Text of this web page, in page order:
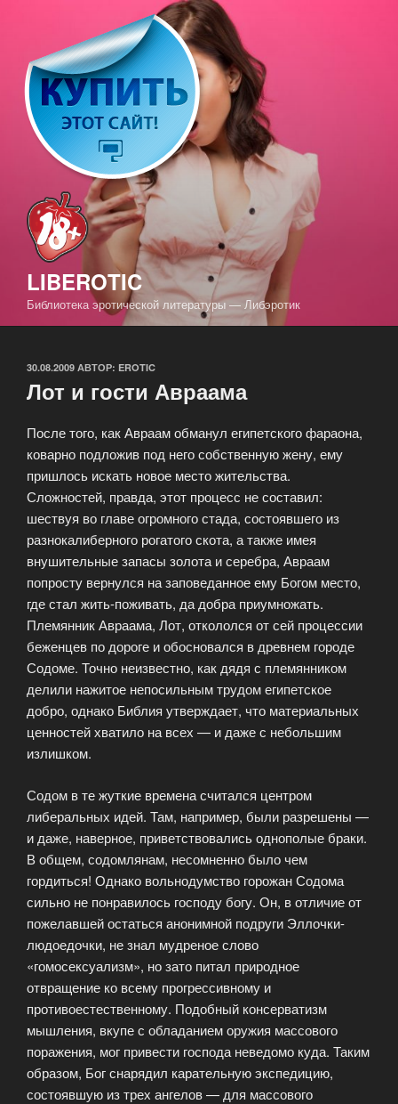
содержимому
LIBEROTIC
Библиотека эротической литературы — Либэротик
ОПУБЛИКОВАНО
30.08.2009 АВТОР: EROTIC
Лот и гости Авраама
После того, как Авраам обманул египетского фараона,
коварно подложив под него собственную жену, ему
пришлось искать новое место жительства.
Сложностей, правда, этот процесс не составил:
шествуя во главе огромного стада, состоявшего из
разнокалиберного рогатого скота, а также имея
внушительные запасы золота и серебра, Авраам
попросту вернулся на заповеданное ему Богом место,
где стал жить-поживать, да добра приумножать.
Племянник Авраама, Лот, откололся от сей процессии
беженцев по дороге и обосновался в древнем городе
Содоме. Точно неизвестно, как дядя с племянником
делили нажитое непосильным трудом египетское
добро, однако Библия утверждает, что материальных
ценностей хватило на всех — и даже с небольшим
излишком.
Содом в те жуткие времена считался центром
либеральных идей. Там, например, были разрешены —
и даже, наверное, приветствовались однополые браки.
В общем, содомлянам, несомненно было чем
гордиться! Однако вольнодумство горожан Содома
сильно не понравилось господу богу. Он, в отличие от
пожелавшей остаться анонимной подруги Эллочки-
людоедочки, не знал мудреное слово
«гомосексуализм», но зато питал природное
отвращение ко всему прогрессивному и
противоестественному. Подобный консерватизм
мышления, вкупе с обладанием оружия массового
поражения, мог привести господа неведомо куда. Таким
образом, Бог снарядил карательную экспедицию,
состоявшую из трех ангелов — для массового